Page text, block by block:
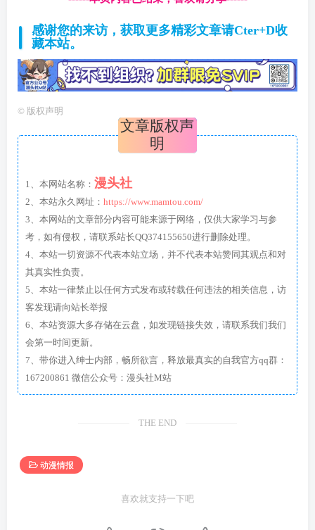
感谢您的来访，获取更多精彩文章请Cter+D收
藏本站。
© 版权声明
文章版权声
明
1、本网站名称： 漫头社
2、本站永久网址： https://www.mamtou.com/
3、本网站的文章部分内容可能来源于网络，仅供大家学习与参
考，如有侵权，请联系站长QQ374155650进行删除处理。
4、本站一切资源不代表本站立场，并不代表本站赞同其观点和对
其真实性负责。
5、本站一律禁止以任何方式发布或转载任何违法的相关信息，访
客发现请向站长举报
6、本站资源大多存储在云盘，如发现链接失效，请联系我们我们
会第一时间更新。
7、带你进入绅士内部，畅所欲言，释放最真实的自我官方qq群：
167200861 微信公众号：漫头社M站
THE END
动漫情报
喜欢就支持一下吧